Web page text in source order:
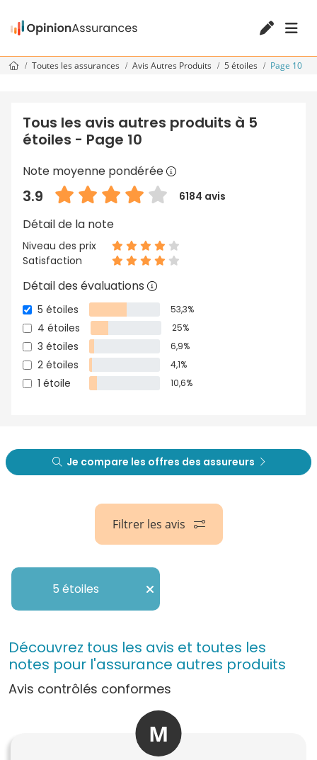
Toutes les assurances Avis Autres Produits 5 étoiles Page 10
Tous les avis autres produits à 5
étoiles - Page 10
Note moyenne pondérée
3.9 6184 avis
Détail de la note
Niveau des prix
Satisfaction
Détail des évaluations
5 étoiles 53,3%
4 étoiles 25%
3 étoiles 6,9%
2 étoiles 4,1%
1 étoile 10,6%
Je compare les offres des assureurs
Filtrer les avis
5 étoiles
Découvrez tous les avis et toutes les
notes pour l'assurance autres produits
Avis contrôlés conformes
M